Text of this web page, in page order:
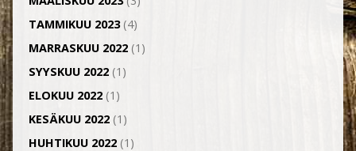
TAMMIKUU 2023(4)
MARRASKUU 2022(1)
SYYSKUU 2022(1)
ELOKUU 2022(1)
KESÄKUU 2022(1)
HUHTIKUU 2022(1)